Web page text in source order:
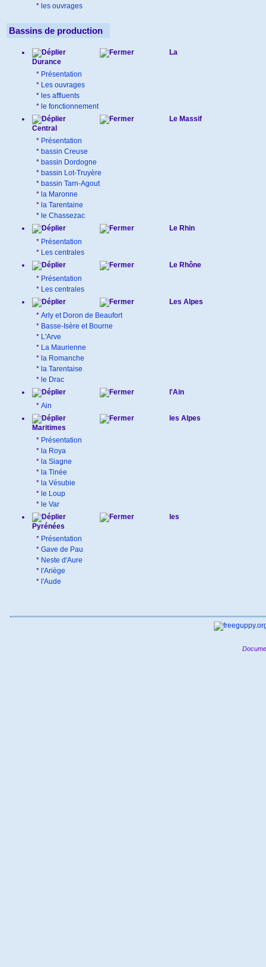
* les ouvrages
Bassins de production
La
Durance
* Présentation
* Les ouvrages
* les affluents
* le fonctionnement
Le Massif
Central
* Présentation
* bassin Creuse
* bassin Dordogne
* bassin Lot-Truyère
* bassin Tarn-Agout
* la Maronne
* la Tarentaine
* le Chassezac
Le Rhin
* Présentation
* Les centrales
Le Rhône
* Présentation
* Les centrales
Les Alpes
* Arly et Doron de Beaufort
* Basse-Isère et Bourne
* L'Arve
* La Maurienne
* la Romanche
* la Tarentaise
* le Drac
l'Ain
* Ain
les Alpes
Maritimes
* Présentation
* la Roya
* la Siagne
* la Tinée
* la Vésubie
* le Loup
* le Var
les
Pyrénées
* Présentation
* Gave de Pau
* Neste d'Aure
* l'Ariège
* l'Aude